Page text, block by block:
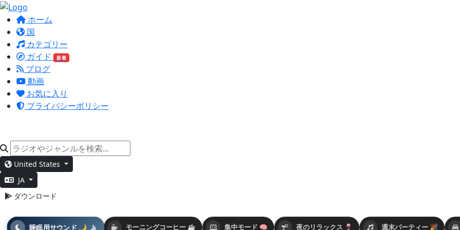
ホーム
国
カテゴリー
ガイド
新着
ブログ
動画
お気に入り
プライバシーポリシー
United States
JA
ダウンロード
モーニングコーヒー ☕ 集中モード 🧠 夜のリラックス 🍷
睡眠用サウンド 🌙 週末パーティー 🎉